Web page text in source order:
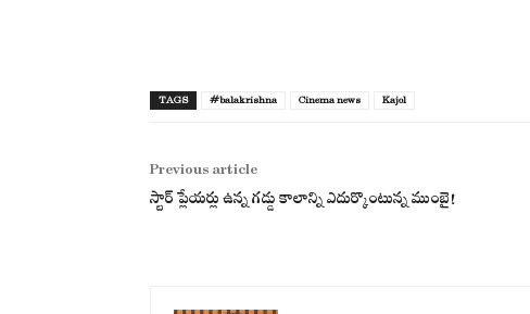
TAGS #balakrishna Cinema news Kajol
Previous article
స్టార్ ప్లేయర్లు ఉన్న గడ్డు కాలాన్ని ఎదుర్కొంటున్న ముంబై!